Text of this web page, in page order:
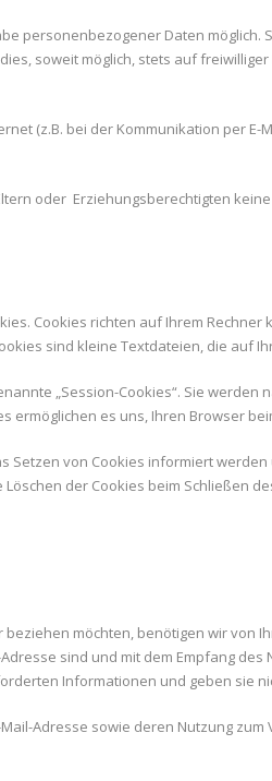
personenbezogener Daten
soweit möglich, stets auf
(z.B. bei der Kommunikation per
oder Erziehungsberechtigten
Cookies richten auf Ihrem
sind kleine Textdateien, die auf
„Session-Cookies“. Sie
ermöglichen es uns, Ihren Browser
Setzen von Cookies informiert
der Cookies beim Schließen
möchten, benötigen wir von
sind und mit dem Empfang
Informationen und geben sie
Adresse sowie deren Nutzung